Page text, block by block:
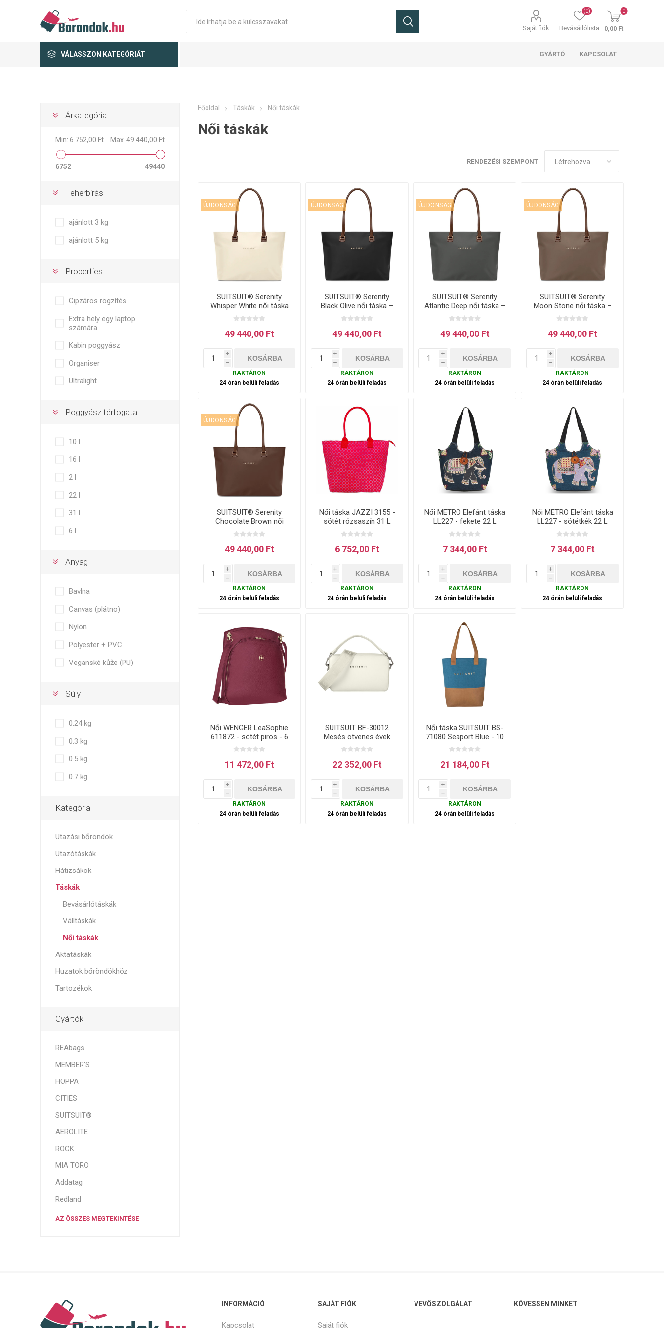
Saját fiók Bevásárlólista
(0) 0
0,00 Ft
VÁLASSZON KATEGÓRIÁT GYÁRTÓ KAPCSOLAT
Főoldal Táskák Női táskák
Női táskák
RENDEZÉSI SZEMPONT
ÚJDONSÁG
SUITSUIT® Serenity
Whisper White női táska
– fehér 16 l
49 440,00 Ft
i
h
RAKTÁRON
24 órán belüli feladás
ÚJDONSÁG
SUITSUIT® Serenity
Black Olive női táska –
fekete 16 l
49 440,00 Ft
i
h
RAKTÁRON
24 órán belüli feladás
ÚJDONSÁG
SUITSUIT® Serenity
Atlantic Deep női táska –
szürke 16 l
49 440,00 Ft
i
h
RAKTÁRON
24 órán belüli feladás
ÚJDONSÁG
SUITSUIT® Serenity
Moon Stone női táska –
barna 16 l
49 440,00 Ft
i
h
RAKTÁRON
24 órán belüli feladás
ÚJDONSÁG
SUITSUIT® Serenity
Chocolate Brown női
táska – barna 16 l
49 440,00 Ft
i
h
RAKTÁRON
24 órán belüli feladás
Női táska JAZZI 3155 -
sötét rózsaszín 31 L
6 752,00 Ft
i
h
RAKTÁRON
24 órán belüli feladás
Női METRO Elefánt táska
LL227 - fekete 22 L
7 344,00 Ft
i
h
RAKTÁRON
24 órán belüli feladás
Női METRO Elefánt táska
LL227 - sötétkék 22 L
7 344,00 Ft
i
h
RAKTÁRON
24 órán belüli feladás
Női WENGER LeaSophie
611872 - sötét piros - 6
L
11 472,00 Ft
i
h
RAKTÁRON
24 órán belüli feladás
SUITSUIT BF-30012
Mesés ötvenes évek
tojásfehérje - 2 L
22 352,00 Ft
i
h
RAKTÁRON
24 órán belüli feladás
Női táska SUITSUIT BS-
71080 Seaport Blue - 10
L
21 184,00 Ft
i
h
RAKTÁRON
24 órán belüli feladás
Árkategória
Min: 6 752,00 Ft Max: 49 440,00 Ft
6752 49440
Teherbírás
ajánlott 3 kg
ajánlott 5 kg
Properties
Cipzáros rögzítés
Extra hely egy laptop
számára
Kabin poggyász
Organiser
Ultralight
Poggyász térfogata
10 l
16 l
2 l
22 l
31 l
6 l
Anyag
Bavlna
Canvas (plátno)
Nylon
Polyester + PVC
Veganské kůže (PU)
Súly
0.24 kg
0.3 kg
0.5 kg
0.7 kg
Kategória
Utazási bőröndök
Utazótáskák
Hátizsákok
Táskák
Bevásárlótáskák
Válltáskák
Női táskák
Aktatáskák
Huzatok bőröndökhöz
Tartozékok
Gyártók
REAbags
MEMBER'S
HOPPA
CITIES
SUITSUIT®
AEROLITE
ROCK
MIA TORO
Addatag
Redland
AZ ÖSSZES MEGTEKINTÉSE
INFORMÁCIÓ
Kapcsolat
SAJÁT FIÓK
Saját fiók
VEVŐSZOLGÁLAT KÖVESSEN MINKET